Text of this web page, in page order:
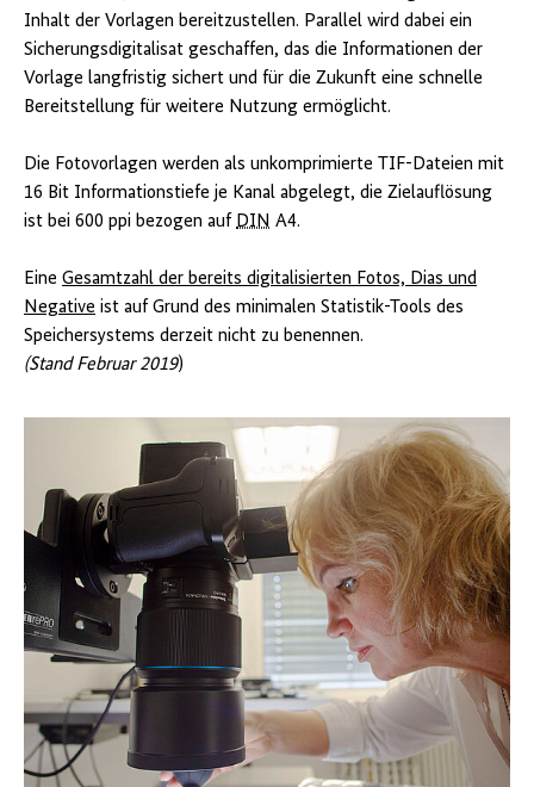
Inhalt der Vorlagen bereitzustellen. Parallel wird dabei ein
Sicherungsdigitalisat geschaffen, das die Informationen der
Vorlage langfristig sichert und für die Zukunft eine schnelle
Bereitstellung für weitere Nutzung ermöglicht.
Die Fotovorlagen werden als unkomprimierte TIF-Dateien mit
16 Bit Informationstiefe je Kanal abgelegt, die Zielauflösung
ist bei 600 ppi bezogen auf DIN A4.
Eine Gesamtzahl der bereits digitalisierten Fotos, Dias und
Negative ist auf Grund des minimalen Statistik-Tools des
Speichersystems derzeit nicht zu benennen.
(Stand Februar 2019)